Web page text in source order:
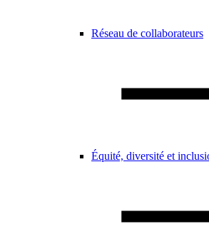
Réseau de collaborateurs
Équité, diversité et